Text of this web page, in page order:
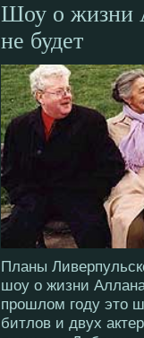
Шоу о жизни
не будет
Планы
шоу о жизни
прошлом году это
битлов и двух